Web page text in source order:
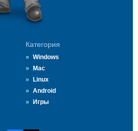
Категория
Windows
Mac
Linux
Android
Игры